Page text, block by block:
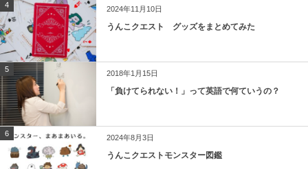
4 2024年11月10日
うんこクエスト グッズをまとめてみた
5 2018年1月15日
「負けてられない！」って英語で何ていうの？
6 2024年8月3日
うんこクエストモンスター図鑑